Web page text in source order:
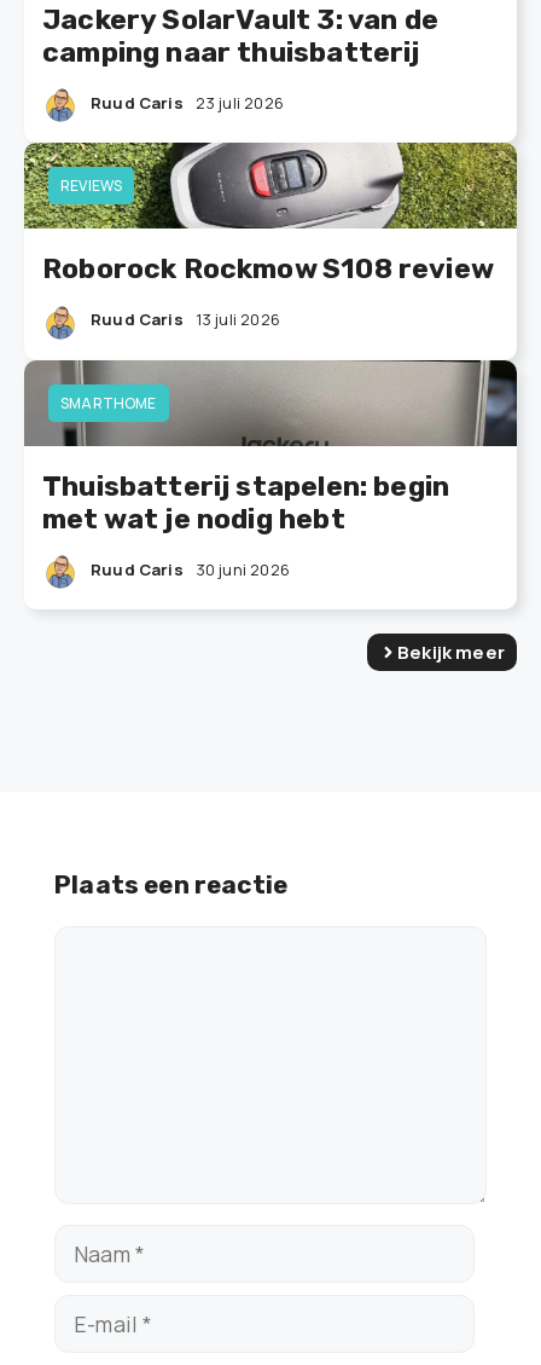
Jackery SolarVault 3: van de
camping naar thuisbatterij
Ruud Caris 23 juli 2026
REVIEWS
Roborock Rockmow S108 review
Ruud Caris 13 juli 2026
SMARTHOME
Thuisbatterij stapelen: begin
met wat je nodig hebt
Ruud Caris 30 juni 2026
Bekijk meer
Plaats een reactie
Naam
E-
mail